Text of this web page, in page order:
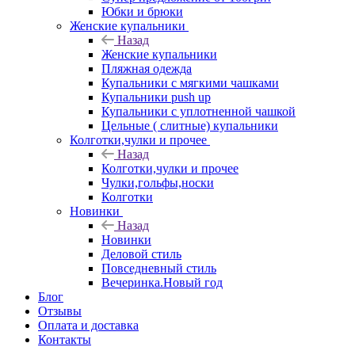
Юбки и брюки
Женские купальники
Назад
Женские купальники
Пляжная одежда
Купальники с мягкими чашками
Купальники push up
Купальники с уплотненной чашкой
Цельные ( слитные) купальники
Колготки,чулки и прочее
Назад
Колготки,чулки и прочее
Чулки,гольфы,носки
Колготки
Новинки
Назад
Новинки
Деловой стиль
Повседневный стиль
Вечеринка.Новый год
Блог
Отзывы
Оплата и доставка
Контакты